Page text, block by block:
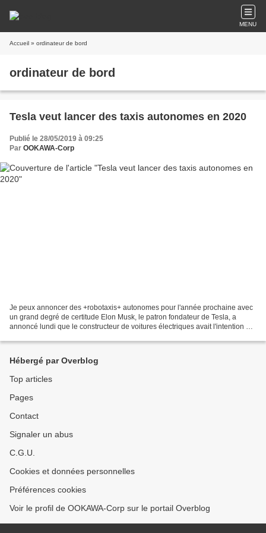
MENU
Accueil » ordinateur de bord
ordinateur de bord
Tesla veut lancer des taxis autonomes en 2020
Publié le 28/05/2019 à 09:25
Par OOKAWA-Corp
Je peux annoncer des +robotaxis+ autonomes pour l'année prochaine avec
un grand degré de certitude Elon Musk, le patron fondateur de Tesla, a
annoncé lundi que le constructeur de voitures électriques avait l'intention de
Hébergé par Overblog
Top articles
Pages
Contact
Signaler un abus
C.G.U.
Cookies et données personnelles
Préférences cookies
Voir le profil de OOKAWA-Corp sur le portail Overblog